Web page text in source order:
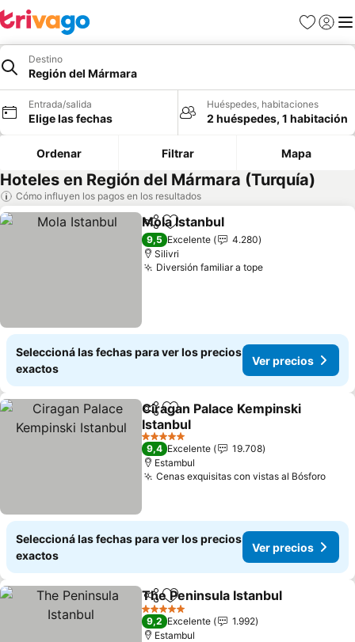
Favoritos
Iniciar
Destino
Región del Mármara
Entrada/salida
Elige las fechas
Huéspedes, habitaciones
2 huéspedes, 1 habitación
Ordenar Filtrar Mapa
Hoteles en Región del Mármara (Turquía)
Cómo influyen los pagos en los resultados
CompartirAñadir a favoritos
Mola Istanbul
9,5 Excelente
4.280
Silivri
Diversión familiar a tope
Seleccioná las fechas para ver los precios
exactos
Ver precios
CompartirAñadir a favoritos
Ciragan Palace Kempinski
Istanbul
5 Estrellas
9,4 Excelente
19.708
Estambul
Cenas exquisitas con vistas al Bósforo
Seleccioná las fechas para ver los precios
exactos
Ver precios
Compartir
Añadir a favoritos
The Peninsula Istanbul
5 Estrellas
9,2 Excelente
1.992
Estambul